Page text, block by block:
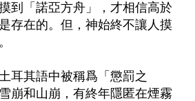
到「諾亞方舟」，才相信高於
存在的。但，神始終不讓人摸
耳其語中被稱爲「懲罰之
崩和山崩，有終年隱匿在煙霧